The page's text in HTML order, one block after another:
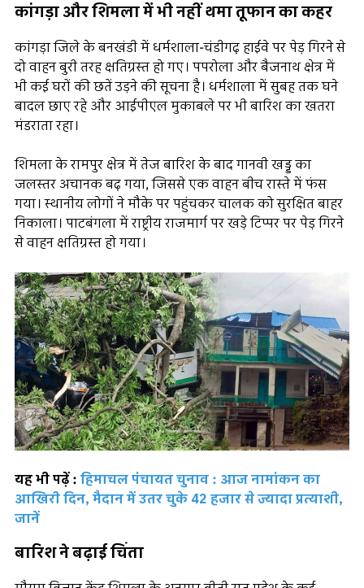
कांगड़ा और शिमला में भी नहीं थमा तूफान का कहर
कांगड़ा जिले के बनखंडी में धर्मशाला-चंडीगढ़ हाईवे पर पेड़ गिरने से
दो वाहन बुरी तरह क्षतिग्रस्त हो गए। पपरोला और बैजनाथ क्षेत्र में
भी कई घरों की छतें उड़ने की सूचना है। धर्मशाला में सुबह तक घने
बादल छाए रहे और आईपीएल मुकाबले पर भी बारिश का खतरा
मंडराता रहा।
शिमला के रामपुर क्षेत्र में तेज बारिश के बाद गानवी खड्ड का
जलस्तर अचानक बढ़ गया, जिससे एक वाहन बीच रास्ते में फंस
गया। स्थानीय लोगों ने मौके पर पहुंचकर चालक को सुरक्षित बाहर
निकाला। पाटबंगला में राष्ट्रीय राजमार्ग पर खड़े टिप्पर पर पेड़ गिरने
से वाहन क्षतिग्रस्त हो गया।
यह भी पढ़ें : हिमाचल पंचायत चुनाव : आज नामांकन का
आखिरी दिन, मैदान में उतर चुके 42 हजार से ज्यादा प्रत्याशी,
जानें
बारिश ने बढ़ाई चिंता